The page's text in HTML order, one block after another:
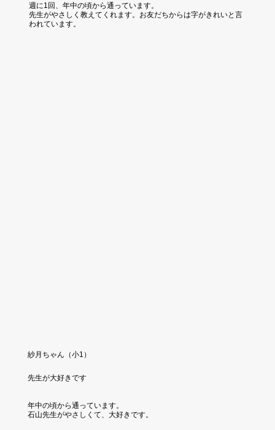
週に1回、年中の頃から通っています。
​先生がやさしく教えてくれます。お友だちからは字がきれいと言
われています。
紗月ちゃん（小1）
年中の頃から通っています。
​石山先生がやさしくて、大好きです。
​先生が大好きです